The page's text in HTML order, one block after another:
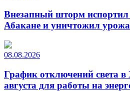
Внезапный шторм испортил
Абакане и уничтожил
08.08.2026
График отключений света в
августа для работы на